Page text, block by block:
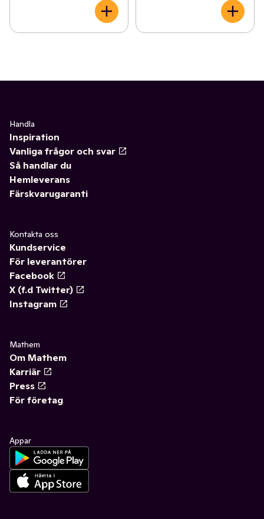
Handla
Inspiration
Vanliga frågor och svar
Så handlar du
Hemleverans
Färskvarugaranti
Kontakta oss
Kundservice
För leverantörer
Facebook
X (f.d Twitter)
Instagram
Mathem
Om Mathem
Karriär
Press
För företag
Appar